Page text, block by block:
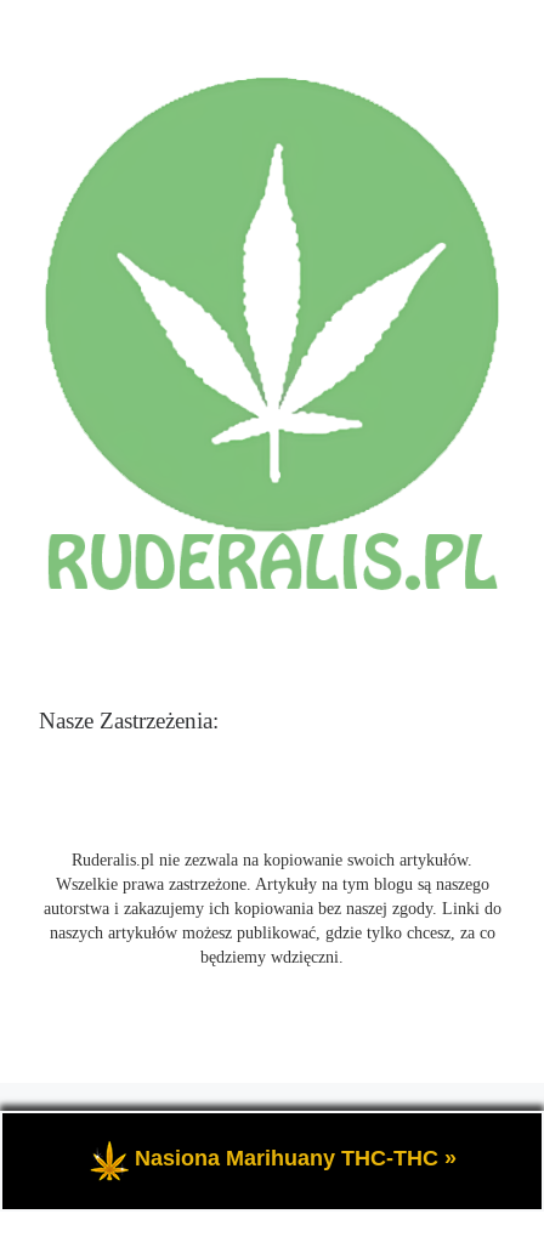
Nasze Zastrzeżenia:
Ruderalis.pl nie zezwala na kopiowanie swoich artykułów.
Wszelkie prawa zastrzeżone. Artykuły na tym blogu są naszego
autorstwa i zakazujemy ich kopiowania bez naszej zgody. Linki do
naszych artykułów możesz publikować, gdzie tylko chcesz, za co
będziemy wdzięczni.
marihuanie THC i konopi CBD, wszystko na temat uprawy
cannabis i nie tylko.
Nasiona Marihuany THC-THC »